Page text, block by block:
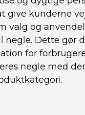
give kunderne
valg og
negle. Dette gør
for
negle med